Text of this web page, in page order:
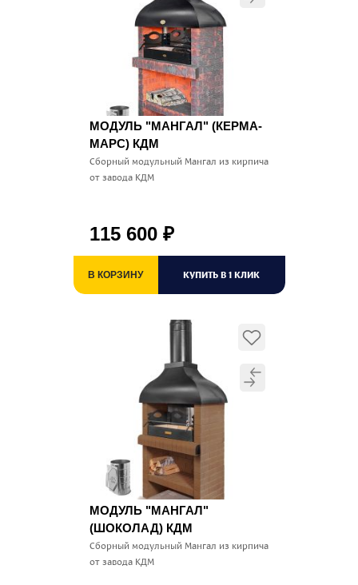
МОДУЛЬ "МАНГАЛ" (КЕРМА-
МАРС) КДМ
Сборный модульный Мангал из кирпича
от завода КДМ
115 600 ₽
В КОРЗИНУ КУПИТЬ В 1 КЛИК
МОДУЛЬ "МАНГАЛ"
(ШОКОЛАД) КДМ
Сборный модульный Мангал из кирпича
от завода КДМ